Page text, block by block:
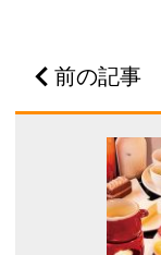
前の記事